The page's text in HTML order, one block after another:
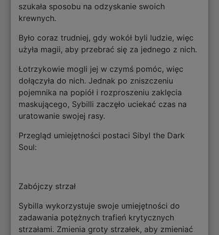
szukała sposobu na odzyskanie swoich
krewnych.
Było coraz trudniej, gdy wokół byli ludzie, więc
użyła magii, aby przebrać się za jednego z nich.
Łotrzykowie mogli jej w czymś pomóc, więc
dołączyła do nich. Jednak po zniszczeniu
pojemnika na popiół i rozproszeniu zaklęcia
maskującego, Sybilli zaczęło uciekać czas na
uratowanie swojej rasy.
Przegląd umiejętności postaci Sibyl the Dark
Soul:
Zabójczy strzał
Sybilla wykorzystuje swoje umiejętności do
zadawania potężnych trafień krytycznych
strzałami. Zmienia groty strzałek, aby zmieniać